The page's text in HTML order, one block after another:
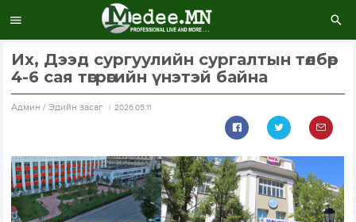
Их, Дээд сургуулийн сургалтын төлбөр
4-6 сая төгрөгийн үнэтэй байна
Aдмин / Эдийн засаг 2026.05.11